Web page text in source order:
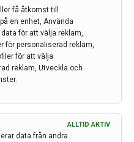
få åtkomst till
en enhet, Använda
för att välja reklam,
för personaliserad reklam,
för att välja
reklam, Utveckla och
ALLTID AKTIV
data från andra
inom rutinsjukvård.